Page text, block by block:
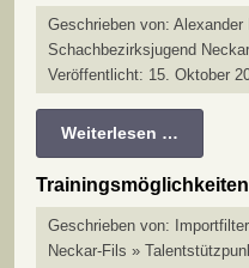
Geschrieben von: Alexander
Schachbezirksjugend
Veröffentlicht: 15. Oktober
Weiterlesen …
Trainingsmöglichkeiten
Geschrieben von: Importfilter
Neckar-Fils »